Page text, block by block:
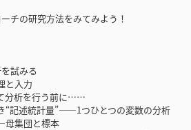
チの研究方法をみてみよう！
試みる
入力
分析を行う前に……
記述統計量”――1つひとつの変数の分析
集団と標本